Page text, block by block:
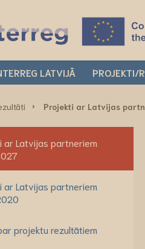
LATVIJĀ PROJEKTI/
Projekti ar Latvijas
ar Latvijas partneriem
ar Latvijas partneriem
projektu rezultātiem